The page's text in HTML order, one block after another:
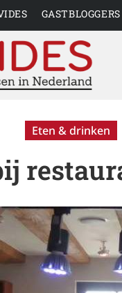
GASTBLOGGERS
Eten & drinken